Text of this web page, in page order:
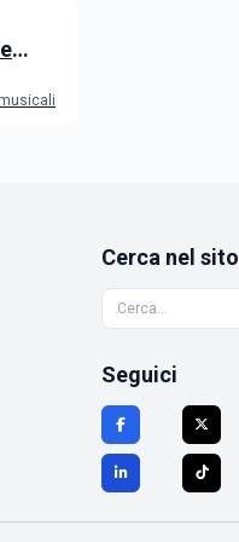
Cerca nel sito
Seguici